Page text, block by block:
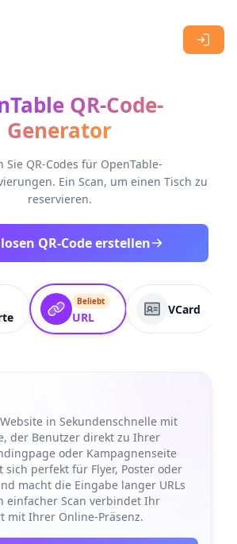
QR-Code-
Generator
Sie QR-Codes für OpenTable-
Ein Scan, um einen Tisch zu
reservieren.
QR-Code erstellen
Beliebt
URL
VCard
in Sekundenschnelle mit
der Benutzer direkt zu Ihrer
oder Kampagnenseite
sich perfekt für Flyer, Poster oder
macht die Eingabe langer URLs
einfacher Scan verbindet Ihr
mit Ihrer Online-Präsenz.